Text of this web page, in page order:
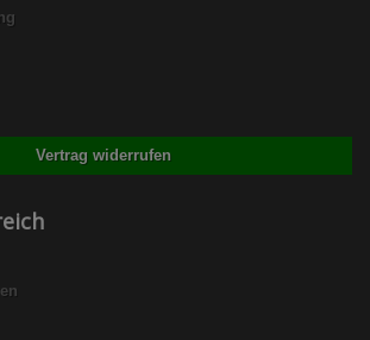
Vertrag widerrufen